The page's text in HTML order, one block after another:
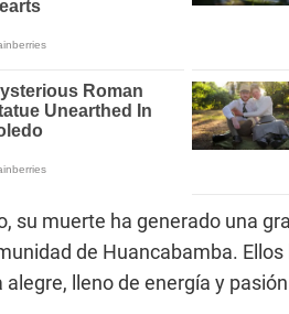
su muerte ha generado una
de Huancabamba.
lleno de energía y